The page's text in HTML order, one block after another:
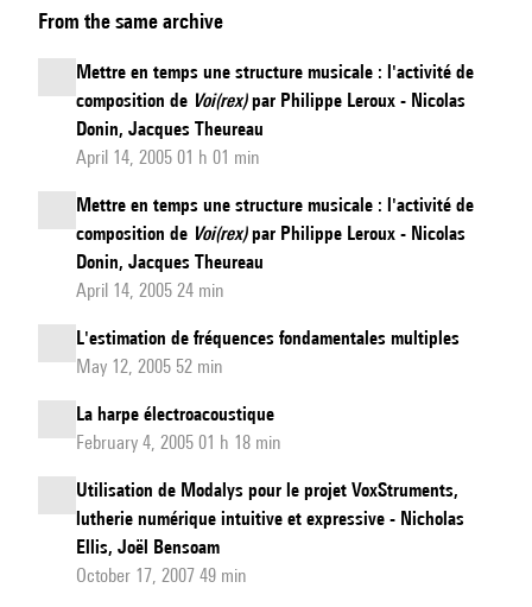
Temporelle
:
Une
approche
pour
l'écriture
de
durée
et
de
quantification
From the same archive
Mettre en temps une structure musicale : l'activité de
composition de Voi(rex)par Philippe Leroux - Nicolas
Donin, Jacques Theureau
April 14, 2005 01 h 01 min
Mettre en temps une structure musicale : l'activité de
composition de Voi(rex)par Philippe Leroux - Nicolas
Donin, Jacques Theureau
April 14, 2005 24 min
L'estimation de fréquences fondamentales multiples
May 12, 2005 52 min
La harpe électroacoustique
February 4, 2005 01 h 18 min
Utilisation de Modalys pour le projet VoxStruments,
lutherie numérique intuitive et expressive - Nicholas
Ellis, Joël Bensoam
October 17, 2007 49 min